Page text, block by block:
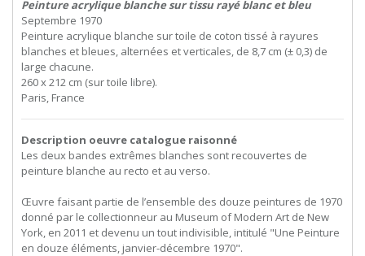
Peinture acrylique blanche sur tissu rayé blanc et bleu
Septembre 1970
Peinture acrylique blanche sur toile de coton tissé à rayures
blanches et bleues, alternées et verticales, de 8,7 cm (± 0,3) de
large chacune.
260 x 212 cm (sur toile libre).
Paris, France
Description oeuvre catalogue raisonné
Les deux bandes extrêmes blanches sont recouvertes de
peinture blanche au recto et au verso.
Œuvre faisant partie de l’ensemble des douze peintures de 1970
donné par le collectionneur au Museum of Modern Art de New
York, en 2011 et devenu un tout indivisible, intitulé "Une Peinture
en douze éléments, janvier-décembre 1970".